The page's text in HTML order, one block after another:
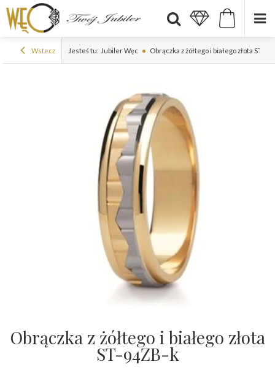
Wstecz Jesteś tu: Jubiler Węc Obrączka z żółtego i białego złota ST-
Obrączka z żółtego i białego złota
ST-94ZB-k